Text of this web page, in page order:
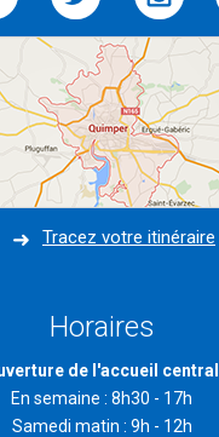
Tracez votre itinéraire
Horaires
de l'accueil central
En semaine : 8h30 - 17h
Samedi matin : 9h - 12h